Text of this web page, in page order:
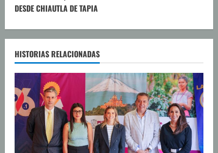
e
l
e
y
e
n
d
DESDE CHIAUTLA DE TAPIA
HISTORIAS RELACIONADAS